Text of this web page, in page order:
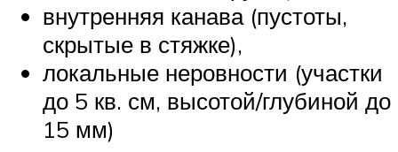
внутренняя канава (пустоты,
скрытые в стяжке),
локальные неровности (участки
до 5 кв. см, высотой/глубиной до
15 мм)